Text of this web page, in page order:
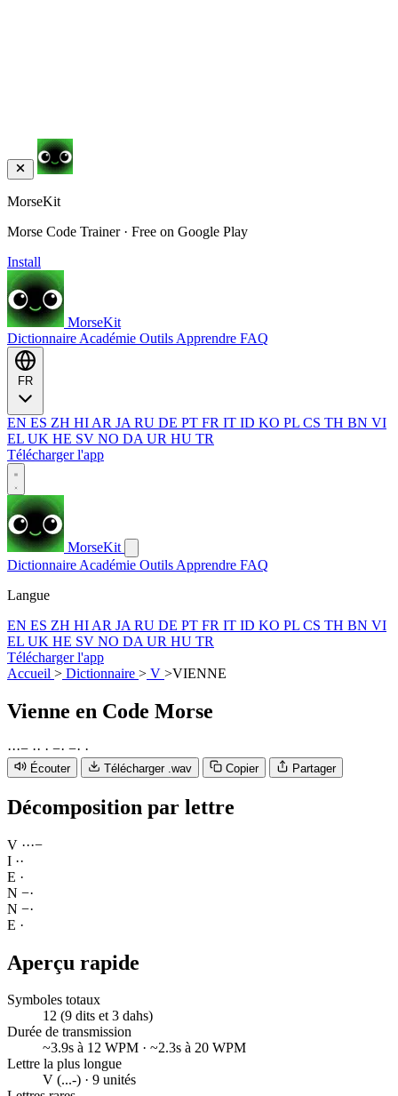
MorseKit
Morse Code Trainer · Free on Google Play
Install
MorseKit
Dictionnaire Académie Outils Apprendre FAQ
EN ES ZH HI AR JA RU DE PT FR IT ID KO PL CS TH BN VI
EL UK HE SV NO DA UR HU TR
Télécharger l'app
MorseKit
Dictionnaire Académie Outils Apprendre FAQ
Langue
EN ES ZH HI AR JA RU DE PT FR IT ID KO PL CS TH BN VI
EL UK HE SV NO DA UR HU TR
Télécharger l'app
Accueil > Dictionnaire > V >VIENNE
Vienne en Code Morse
···− ·· · −· −· ·
Écouter Télécharger .wav Copier Partager
Décomposition par lettre
V ···−
I ··
E ·
N −·
N −·
E ·
Aperçu rapide
Symboles totaux
12 (9 dits et 3 dahs)
Durée de transmission
~3.9s à 12 WPM · ~2.3s à 20 WPM
Lettre la plus longue
V (...-) · 9 unités